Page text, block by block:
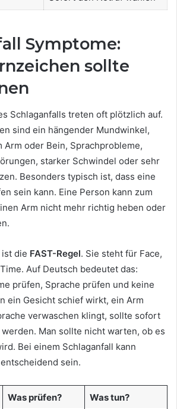
Symptome:
sollte
Schlaganfalls treten oft plötzlich auf.
sind ein hängender Mundwinkel,
Arm oder Bein, Sprachprobleme,
starker Schwindel oder sehr
Besonders typisch ist, dass eine
sein kann. Eine Person kann zum
Arm nicht mehr richtig heben oder
die FAST-Regel. Sie steht für Face,
Auf Deutsch bedeutet das:
prüfen, Sprache prüfen und keine
ein Gesicht schief wirkt, ein Arm
verwaschen klingt, sollte sofort
Man sollte nicht warten, ob es
Bei einem Schlaganfall kann
sein.
Was prüfen? Was tun?